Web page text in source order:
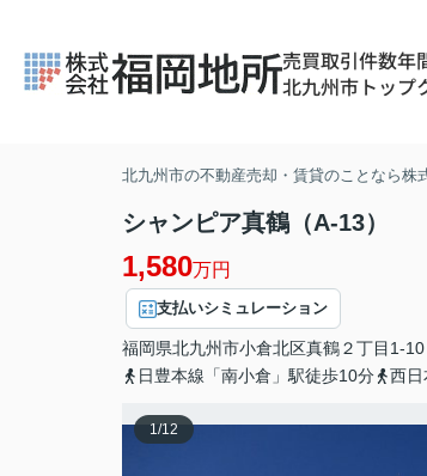
売買取引件数年
北九州市トップ
北九州市の不動産売却・賃貸のことなら株
シャンピア真鶴（A-13）
1,580万円
支払いシミュレーション
福岡県北九州市小倉北区真鶴２丁目1-10
日豊本線「南小倉」駅徒歩10分
西日
1/12